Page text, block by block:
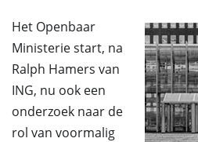
Het Openbaar
Ministerie start, na
Ralph Hamers van
ING, nu ook een
onderzoek naar de
rol van voormalig